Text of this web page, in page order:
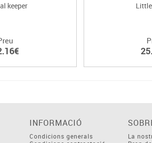
keeper
INFORMACIÓ
Condicions generals
La